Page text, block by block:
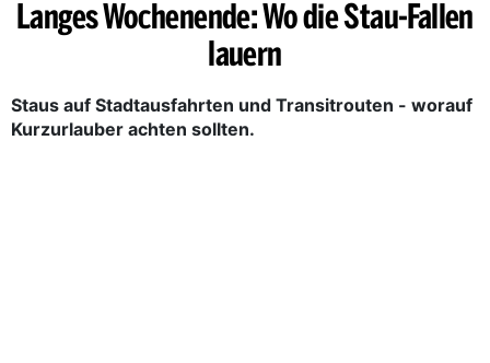
Langes Wochenende: Wo die Stau-Fallen
lauern
Staus auf Stadtausfahrten und Transitrouten - worauf
Kurzurlauber achten sollten.